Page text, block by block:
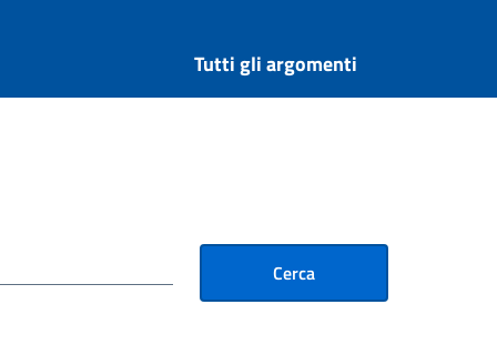
Tutti gli argomenti
Cerca